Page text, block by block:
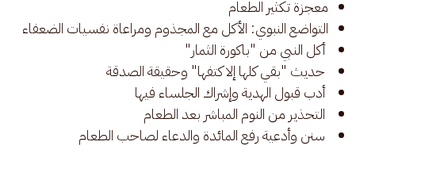
معجزة تكثير الطعام
التواضع النبوي: الأكل مع المجذوم ومراعاة نفسيات الضعفاء
أكل النبي من "باكورة الثمار"
حديث "بقي كلها إلا كتفها" وحقيقة الصدقة
أدب قبول الهدية وإشراك الجلساء فيها
التحذير من النوم المباشر بعد الطعام
سنن وأدعية رفع المائدة والدعاء لصاحب الطعام